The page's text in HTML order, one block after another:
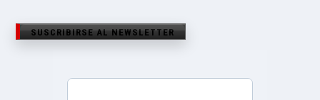
SUSCRIBIRSE AL NEWSLETTER